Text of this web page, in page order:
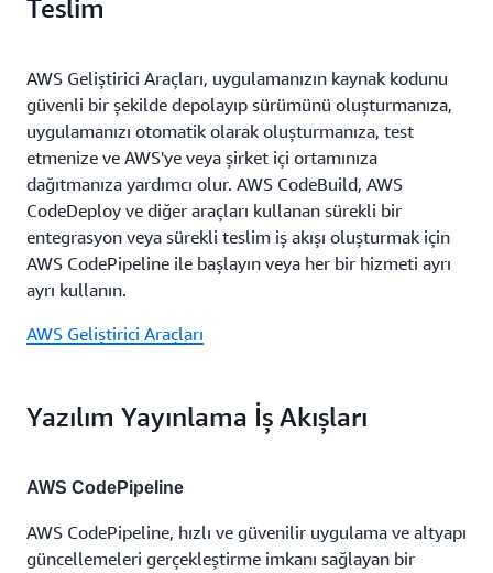
Teslim
AWS Geliştirici Araçları, uygulamanızın kaynak kodunu
güvenli bir şekilde depolayıp sürümünü oluşturmanıza,
uygulamanızı otomatik olarak oluşturmanıza, test
etmenize ve AWS'ye veya şirket içi ortamınıza
dağıtmanıza yardımcı olur. AWS CodeBuild, AWS
CodeDeploy ve diğer araçları kullanan sürekli bir
entegrasyon veya sürekli teslim iş akışı oluşturmak için
AWS CodePipeline ile başlayın veya her bir hizmeti ayrı
ayrı kullanın.
AWS Geliştirici Araçları
Yazılım Yayınlama İş Akışları
AWS CodePipeline
AWS CodePipeline, hızlı ve güvenilir uygulama ve altyapı
güncellemeleri gerçekleştirme imkanı sağlayan bir